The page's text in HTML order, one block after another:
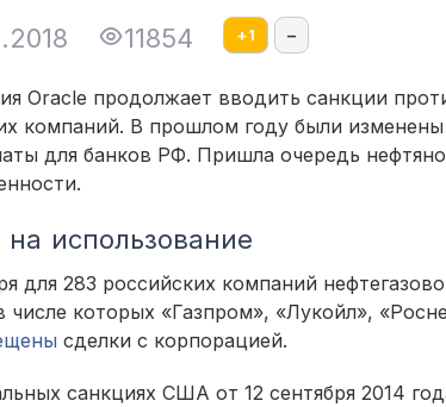
11854 +1 –
Oracle продолжает вводить санкции
компаний. В прошлом году были изменены
для банков РФ. Пришла очередь
на использование
для 283 российских компаний
числе которых «Газпром», «Лукойл»,
сделки с корпорацией.
санкциях США от 12 сентября 2014